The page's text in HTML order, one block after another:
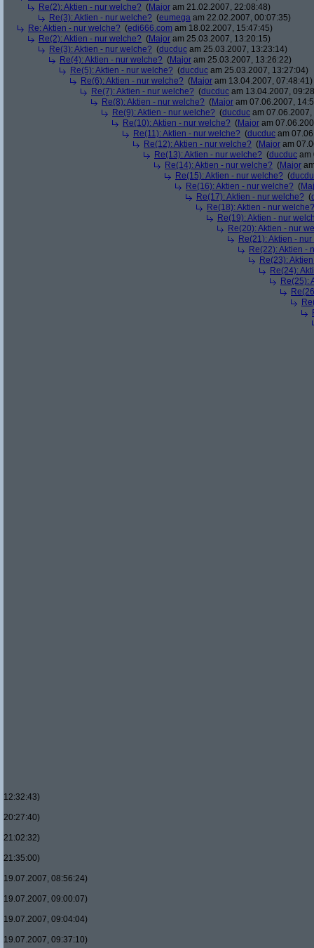
Re(2): Aktien - nur welche? (Major am 21.02.2007, 22:08:48)
Re(3): Aktien - nur welche? (eumega am 22.02.2007, 00:07:35)
Re: Aktien - nur welche? (edi666.com am 18.02.2007, 15:47:45)
Re(2): Aktien - nur welche? (Major am 25.03.2007, 13:20:15)
Re(3): Aktien - nur welche? (ducduc am 25.03.2007, 13:23:14)
Re(4): Aktien - nur welche? (Major am 25.03.2007, 13:26:22)
Re(5): Aktien - nur welche? (ducduc am 25.03.2007, 13:27:04)
Re(6): Aktien - nur welche? (Major am 13.04.2007, 07:48:41)
Re(7): Aktien - nur welche? (ducduc am 13.04.2007,
Re(8): Aktien - nur welche? (Major am 07.06.2007,
Re(9): Aktien - nur welche? (ducduc am
Re(10): Aktien - nur welche? (Major am
Re(11): Aktien - nur welche? (ducduc am
Re(12): Aktien - nur welche? (Major am
Re(13): Aktien - nur welche? (ducduc am
Re(14): Aktien - nur welche? (Major
Re(15): Aktien - nur welche? (
Re(16): Aktien - nur welche? (
Re(17): Aktien - nur welche? (
Re(18): Aktien - nur welche?
Re(19): Aktien - nur
Re(20): Aktien - nur
Re(21): Aktien -
Re(22): Aktien -
Re(23):
Re(24):
Re(25):
12:32:43)
20:27:40)
21:02:32)
21:35:00)
19.07.2007, 08:56:24)
19.07.2007, 09:00:07)
19.07.2007, 09:04:04)
19.07.2007, 09:37:10)